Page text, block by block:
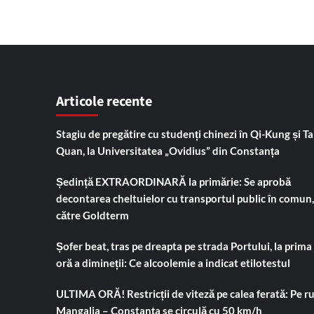
Articole recente
Stagiu de pregătire cu studenți chinezi în Qi-Kung și
Quan, la Universitatea „Ovidius” din Constanța
Ședință EXTRAORDINARĂ la primărie: Se aprobă
decontarea cheltuielor cu transportul public în comun,
către Goldterm
Șofer beat, tras pe dreapta pe strada Portului, la prima
oră a dimineții: Ce alcoolemie a indicat etilotestul
ULTIMA ORĂ! Restricții de viteză pe calea ferată: Pe
Mangalia – Constanța se circulă cu 50 km/h